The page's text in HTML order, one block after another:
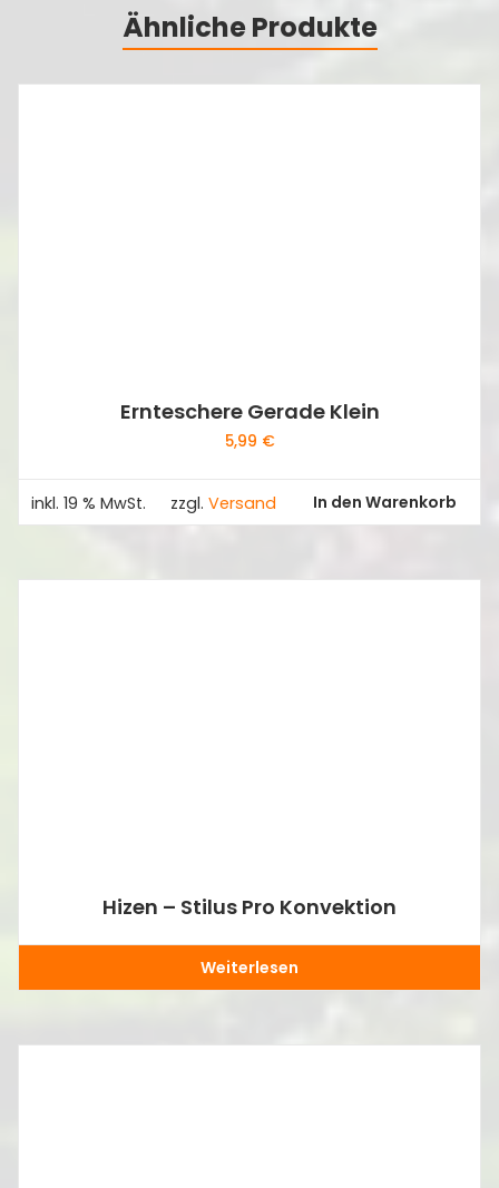
Ähnliche Produkte
Ernteschere Gerade Klein
5,99 €
inkl. 19 % MwSt. zzgl. Versand In den Warenkorb
Hizen – Stilus Pro Konvektion
Weiterlesen